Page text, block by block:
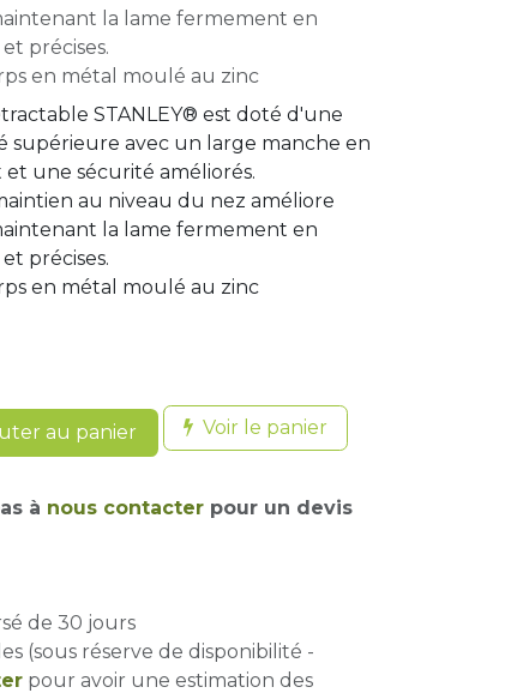
la lame fermement en
précises.
en métal moulé au zinc
STANLEY® est doté d'une
supérieure avec un large manche en
une sécurité améliorés.
au niveau du nez améliore
la lame fermement en
précises.
en métal moulé au zinc
au panier Voir le panier
à nous contacter pour un devis
de 30 jours
(sous réserve de disponibilité -
pour avoir une estimation des